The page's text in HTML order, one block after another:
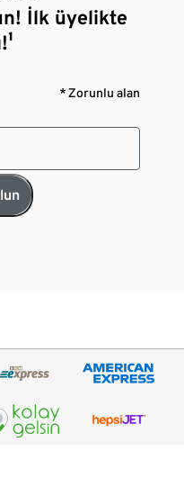
İlk üyelikte
* Zorunlu alan